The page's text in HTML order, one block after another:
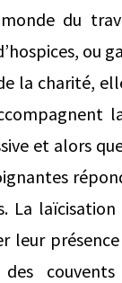
du
ou
la charité,
et alors
La
leur
des